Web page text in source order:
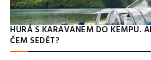
HURÁ S KARAVANEM DO KEMPU.
ČEM SEDĚT?